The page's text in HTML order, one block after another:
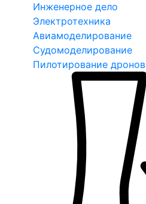
Инженерное дело
Электротехника
Авиамоделирование
Судомоделирование
Пилотирование дронов